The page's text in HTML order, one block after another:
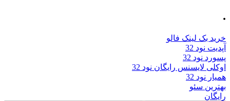
.
خرید بک لینک فالو
آپدیت نود 32
پسورد نود 32
اوکلی لایسنس رایگان نود 32
همیار نود 32
بهترین سئو
رایگان